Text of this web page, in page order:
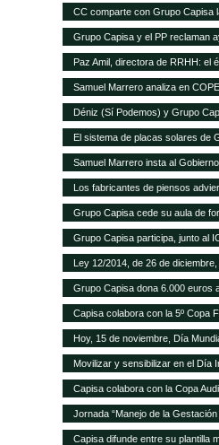
CC comparte con Grupo Capisa
ganaderos canarios
Grupo Capisa y el PP reclaman
ganaderos canarios puedan
animal
Paz Amil, directora de RRHH: el
foco en las personas
Samuel Marrero analiza en
ganadería canaria
Déniz (Sí Podemos) y Grupo
canaria
El sistema de placas solares de
atmósfera 95,5 toneladas de CO2
Samuel Marrero insta al
Fondo de Recuperación a la
crisis
Los fabricantes de piensos
canaria y demandan ayudas
Grupo Capisa cede su aula de
Grupo Capisa participa, junto al
investigación ganadera
Ley 12/2014, de 26 de
información pública.
Grupo Capisa dona 6.000 euros
Capisa colabora con la 5º Copa
Hoy, 15 de noviembre, Día
Movilizar y sensibilizar en el Día
Capisa colabora con la Copa
Palmas
Jornada “Manejo de la
tarde en el Aula Ganadera de
Capisa difunde entre su plantilla